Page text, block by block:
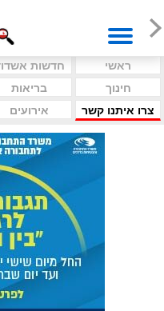
ראשי חדשות
חינוך
בריאות
צרו איתנו קשר
אירועים